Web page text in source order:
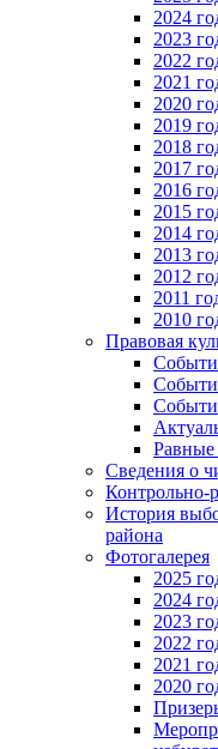
2024
2023
2022
2021
2020
2019
2018
2017
2016
2015
2014
2013
2012
2011
2010
Правовая
Равные
Сведения о
Контрольно-
История
района
Фотогалерея
2025
2024
2023
2022
2021
2020